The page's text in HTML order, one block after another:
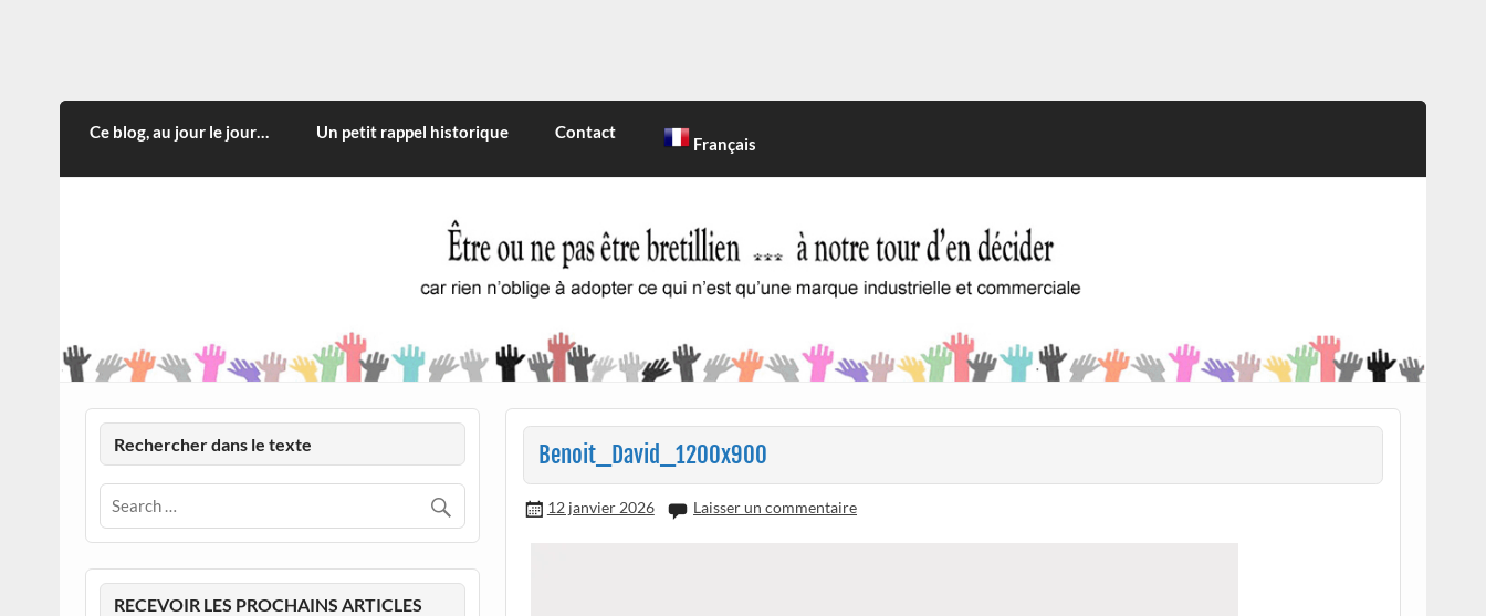
CITOYEN D'ILLE-ET-VILAINE
Ce blog, au jour le jour… Un petit rappel historique Contact
Français
Benoit_David_1200x900
12 janvier 2026 Laisser un commentaire
Rechercher dans le texte
RECEVOIR LES PROCHAINS ARTICLES